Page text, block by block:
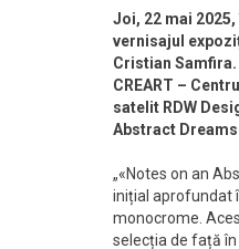
Joi, 22 mai
vernisajul
Cristian
CREART –
satelit RDW
Abstract
„«Notes on an
inițial aprofundat
monocrome.
selecția de față